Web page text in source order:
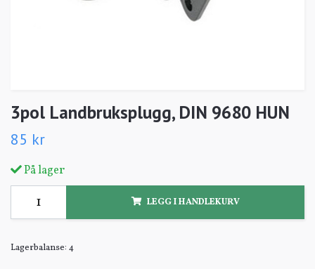
3pol Landbruksplugg, DIN 9680 HUN
85 kr
På lager
LEGG I HANDLEKURV
Lagerbalanse: 4